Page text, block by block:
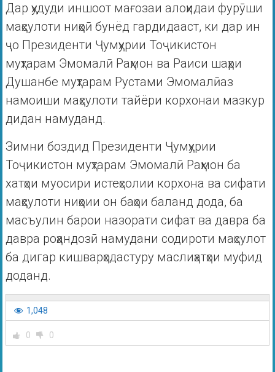
Дар ҳудуди иншоот мағозаи алоҳидаи фурӯши
маҳсулоти ниҳоӣ бунёд гардидааст, ки дар ин
ҷо Президенти Ҷумҳурии Тоҷикистон
муҳтарам Эмомалӣ Раҳмон ва Раиси шаҳри
Душанбе муҳтарам Рустами Эмомалӣаз
намоиши маҳсулоти тайёри корхонаи мазкур
дидан намуданд.
Зимни боздид Президенти Ҷумҳурии
Тоҷикистон муҳтарам Эмомалӣ Раҳмон ба
хатҳои муосири истеҳсолии корхона ва сифати
маҳсулоти ниҳоии он баҳои баланд дода, ба
масъулин барои назорати сифат ва давра ба
давра роҳандозӣ намудани содироти маҳсулот
ба дигар кишварҳодастуру маслиҳатҳои муфид
доданд.
1,048
0 0